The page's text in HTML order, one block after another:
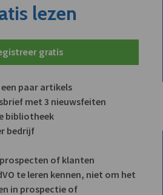
lezen
gratis
paar artikels
met 3 nieuwsfeiten
bibliotheek
bedrijf
of klanten
te leren kennen, niet om het
in prospectie of